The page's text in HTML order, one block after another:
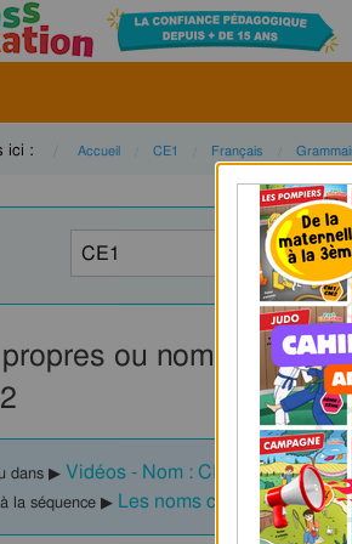
ici : Accueil CE1 Français
ou noms
dans ▶ Vidéos - Nom : CE1
la séquence ▶ Les noms communs et